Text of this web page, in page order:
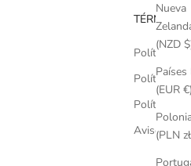
Nueva
(NZD
Países
(EUR €)
(PLN
Política de
Política de
Política de
Aviso Legal